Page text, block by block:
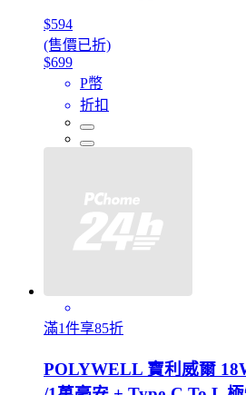
$594
(售價已折)
$699
P幣
折扣
滿1件享85折
POLYWELL 寶利威爾